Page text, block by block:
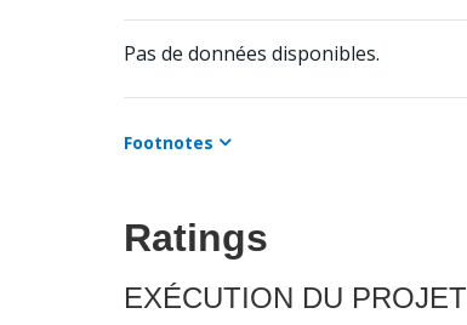
Pas de données disponibles.
Footnotes
Ratings
EXÉCUTION DU PROJET